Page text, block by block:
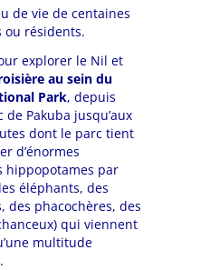
de vie de centaines
ou résidents.
explorer le Nil et
au sein du
Park, depuis
de Pakuba jusqu’aux
dont le parc tient
d’énormes
hippopotames par
éléphants, des
des phacochères, des
qui viennent
multitude